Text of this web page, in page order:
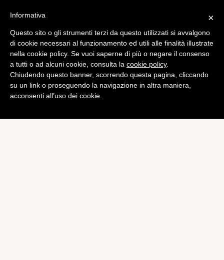
Mobile
Moto X: ecco come sarà
personalizzabile
di Alessandro Moretti
×
Informativa
Questo sito o gli strumenti terzi da questo utilizzati si avvalgono
di cookie necessari al funzionamento ed utili alle finalità illustrate
nella cookie policy. Se vuoi saperne di più o negare il consenso
a tutti o ad alcuni cookie, consulta la cookie policy.
Chiudendo questo banner, scorrendo questa pagina, cliccando
su un link o proseguendo la navigazione in altra maniera,
acconsenti all’uso dei cookie.